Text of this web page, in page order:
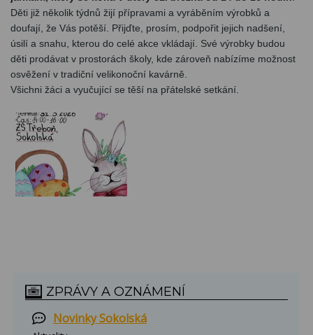
Děti již několik týdnů žijí přípravami a vyráběním výrobků a
doufají, že Vás potěší. Přijďte, prosím, podpořit jejich nadšení,
úsilí a snahu, kterou do celé akce vkládají. Své výrobky budou
děti prodávat v prostorách školy, kde zároveň nabízíme možnost
osvěžení v tradiční velikonoční kavárně.
Všichni žáci a vyučující se těší na přátelské setkání.
ZPRÁVY A OZNÁMENÍ
Novinky Sokolská